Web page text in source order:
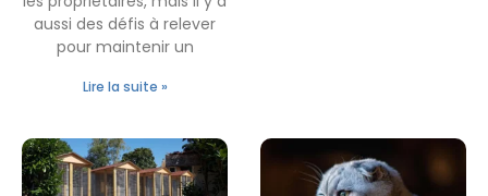
aussi des défis à relever
pour maintenir un
Lire la suite »